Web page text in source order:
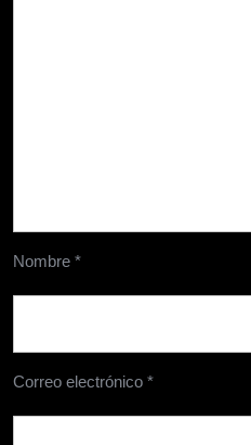
Nombre *
Correo electrónico *